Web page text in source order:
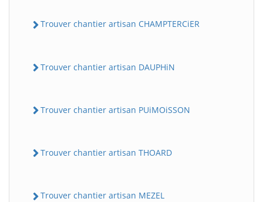
Trouver chantier artisan CHAMPTERCiER
Trouver chantier artisan DAUPHiN
Trouver chantier artisan PUiMOiSSON
Trouver chantier artisan THOARD
Trouver chantier artisan MEZEL